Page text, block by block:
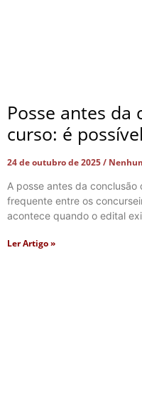
Posse antes da
curso: é
24 de outubro de 2025
A posse antes da
frequente entre os
acontece quando o edital
Ler Artigo »